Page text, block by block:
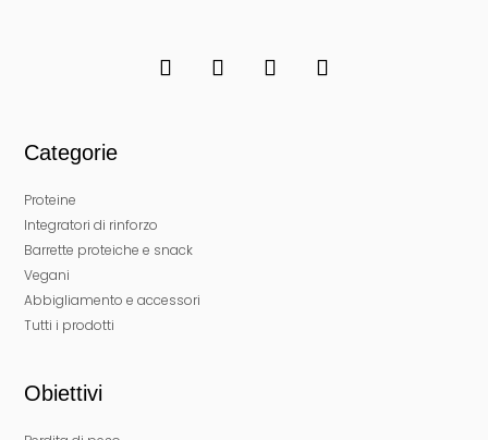
Categorie
Proteine
Integratori di rinforzo
Barrette proteiche e snack
Vegani
Abbigliamento e accessori
Tutti i prodotti
Obiettivi